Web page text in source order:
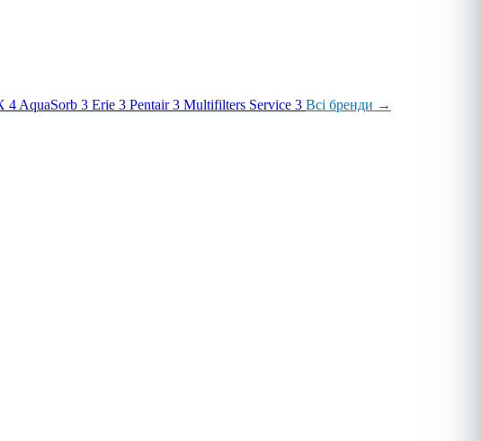
4 AquaSorb 3 Erie 3 Pentair 3 Multifilters Service 3 Всі бренди →